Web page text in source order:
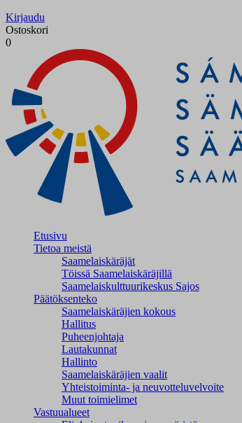
Kirjaudu
Ostoskori
0
Etusivu
Tietoa meistä
Saamelaiskäräjät
Töissä Saamelaiskäräjillä
Saamelaiskulttuuri­keskus Sajos
Päätöksenteko
Saamelaiskäräjien kokous
Hallitus
Puheenjohtaja
Lautakunnat
Hallinto
Saamelaiskäräjien vaalit
Yhteistoiminta- ja neuvotteluvelvoite
Muut toimielimet
Vastuualueet